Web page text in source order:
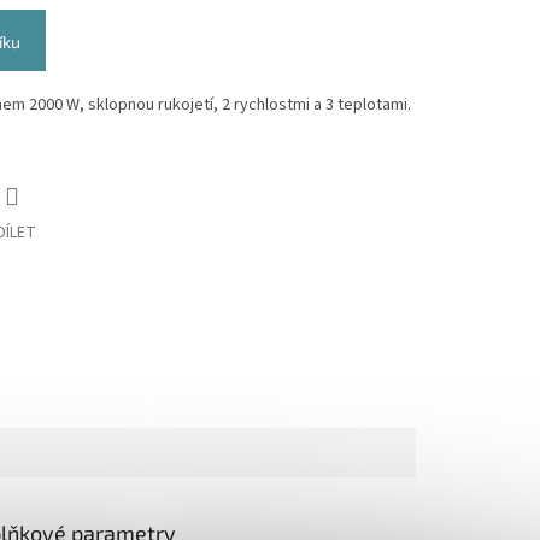
2000 W, sklopnou rukojetí, 2 rychlostmi a 3 teplotami.
parametry